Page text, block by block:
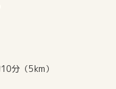
分（5km）